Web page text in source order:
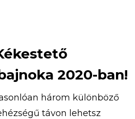
2020-ban!
három különböző
távon lehetsz